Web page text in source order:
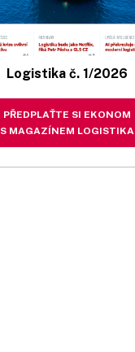
Logistika č. 1/2026
PŘEDPLAŤTE SI EKONOM
S MAGAZÍNEM LOGISTIKA